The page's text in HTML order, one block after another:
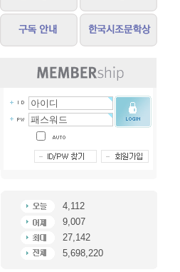
4,112
9,007
27,142
5,698,220